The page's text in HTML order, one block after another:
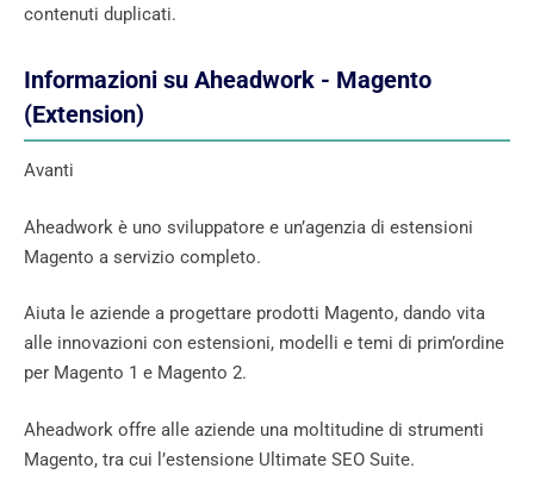
contenuti duplicati.
Informazioni su Aheadwork - Magento
(Extension)
Avanti
Aheadwork è uno sviluppatore e un’agenzia di estensioni
Magento a servizio completo.
Aiuta le aziende a progettare prodotti Magento, dando vita
alle innovazioni con estensioni, modelli e temi di prim’ordine
per Magento 1 e Magento 2.
Aheadwork offre alle aziende una moltitudine di strumenti
Magento, tra cui l’estensione Ultimate SEO Suite.